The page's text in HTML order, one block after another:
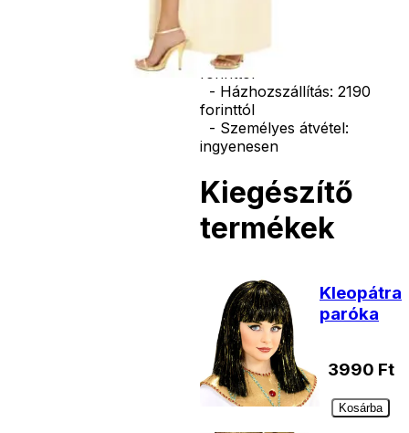
- Csomagautomata: 1190
forinttól
- Házhozszállítás: 2190
forinttól
- Személyes átvétel:
ingyenesen
Kiegészítő
termékek
Kleopátra
paróka
3990 Ft
Kosárba